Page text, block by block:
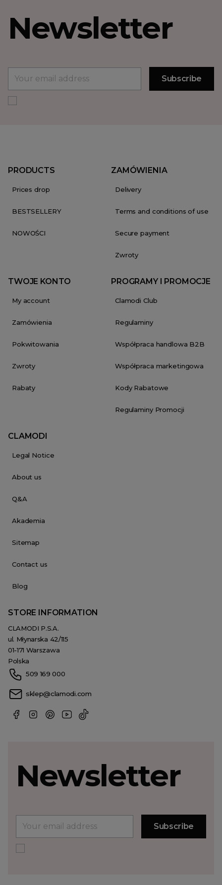
Newsletter
PRODUCTS
Prices drop
BESTSELLERY
NOWOŚCI
ZAMÓWIENIA
Delivery
Terms and conditions of use
Secure payment
Zwroty
TWOJE KONTO
My account
Zamówienia
Pokwitowania
Zwroty
Rabaty
PROGRAMY I PROMOCJE
Clamodi Club
Regulaminy
Współpraca handlowa B2B
Współpraca marketingowa
Kody Rabatowe
Regulaminy Promocji
CLAMODI
Legal Notice
About us
Q&A
Akademia
Sitemap
Contact us
Blog
STORE INFORMATION
CLAMODI P.S.A.
ul. Młynarska 42/115
01-171 Warszawa
Polska
509 169 000
sklep@clamodi.com
Newsletter